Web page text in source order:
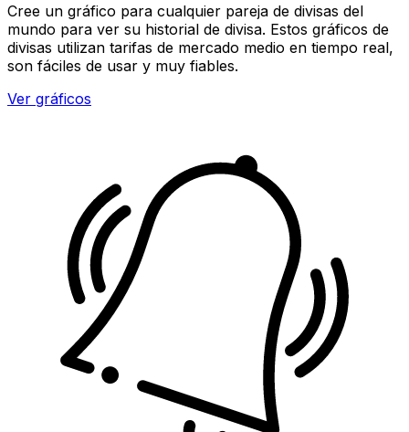
Cree un gráfico para cualquier pareja de divisas del
mundo para ver su historial de divisa. Estos gráficos de
divisas utilizan tarifas de mercado medio en tiempo real,
son fáciles de usar y muy fiables.
Ver gráficos